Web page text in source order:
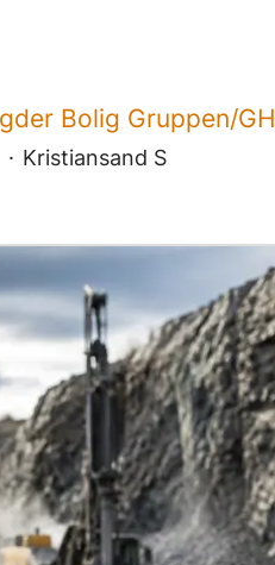
Bolig Gruppen/
· Kristiansand S